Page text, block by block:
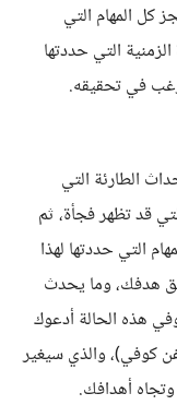
كل المهام التي
التي حددتها
في تحقيقه.
الطارئة التي
قد تظهر فجأة، ثم
التي حددتها لهذا
هدفك، وما يحدث
هذه الحالة أدعوك
كوفي)، والذي سيغير
أهدافك.